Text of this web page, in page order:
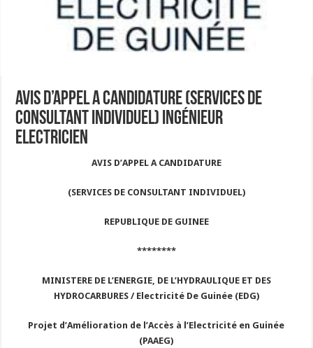
AVIS D’APPEL A CANDIDATURE (SERVICES DE
CONSULTANT INDIVIDUEL) Ingénieur
Electricien
AVIS D’APPEL A CANDIDATURE
(SERVICES DE CONSULTANT INDIVIDUEL)
REPUBLIQUE DE GUINEE
********
MINISTERE DE L’ENERGIE, DE L’HYDRAULIQUE ET DES
HYDROCARBURES / Electricité De Guinée (EDG)
Projet d’Amélioration de l’Accès à l’Electricité en Guinée
(PAAEG)